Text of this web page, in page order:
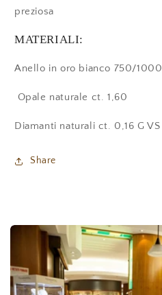
preziosa
MATERIALI:
Anello in oro bianco 750/1000
Opale naturale ct. 1,60
Diamanti naturali ct. 0,16 G VS
Share